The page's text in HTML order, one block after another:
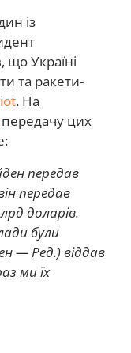
із
Україні
та ракети-
. На
передачу цих
передав
передав
доларів.
були
— Ред.) віддав
ми їх